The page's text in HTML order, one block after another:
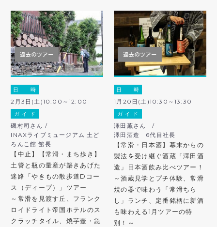
日 時
2月3日(土)10:00～12:00
ガ イ ド
磯村司さん /
INAXライブミュージアム 土ど
ろんこ館 館長
【中止】【常滑・まち歩き】
土管と瓶の量産が築きあげた
迷路「やきもの散歩道Dコー
ス（ディープ）」ツアー
～常滑を見渡す丘、フランク
ロイドライト帝国ホテルのス
クラッチタイル、焼芋壺・急
日 時
1月20日(土)10:30～13:30
ガ イ ド
澤田薫さん /
澤田酒造 6代目社長
【常滑・日本酒】幕末からの
製法を受け継ぐ酒蔵「澤田酒
造」日本酒飲み比べツアー！
～酒蔵見学とプチ体験、常滑
焼の器で味わう「常滑ちら
し」ランチ、定番銘柄に新酒
も味わえる1月ツアーの特
別！～